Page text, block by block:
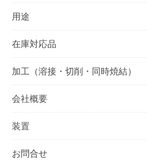
用途
在庫対応品
加工（溶接・切削・同時焼結）
会社概要
装置
お問合せ